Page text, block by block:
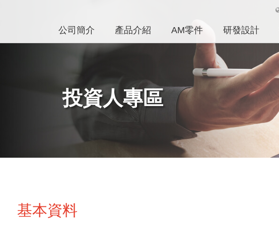
公司簡介 產品介紹 AM零件 研發設計
投資人專區
基本資料